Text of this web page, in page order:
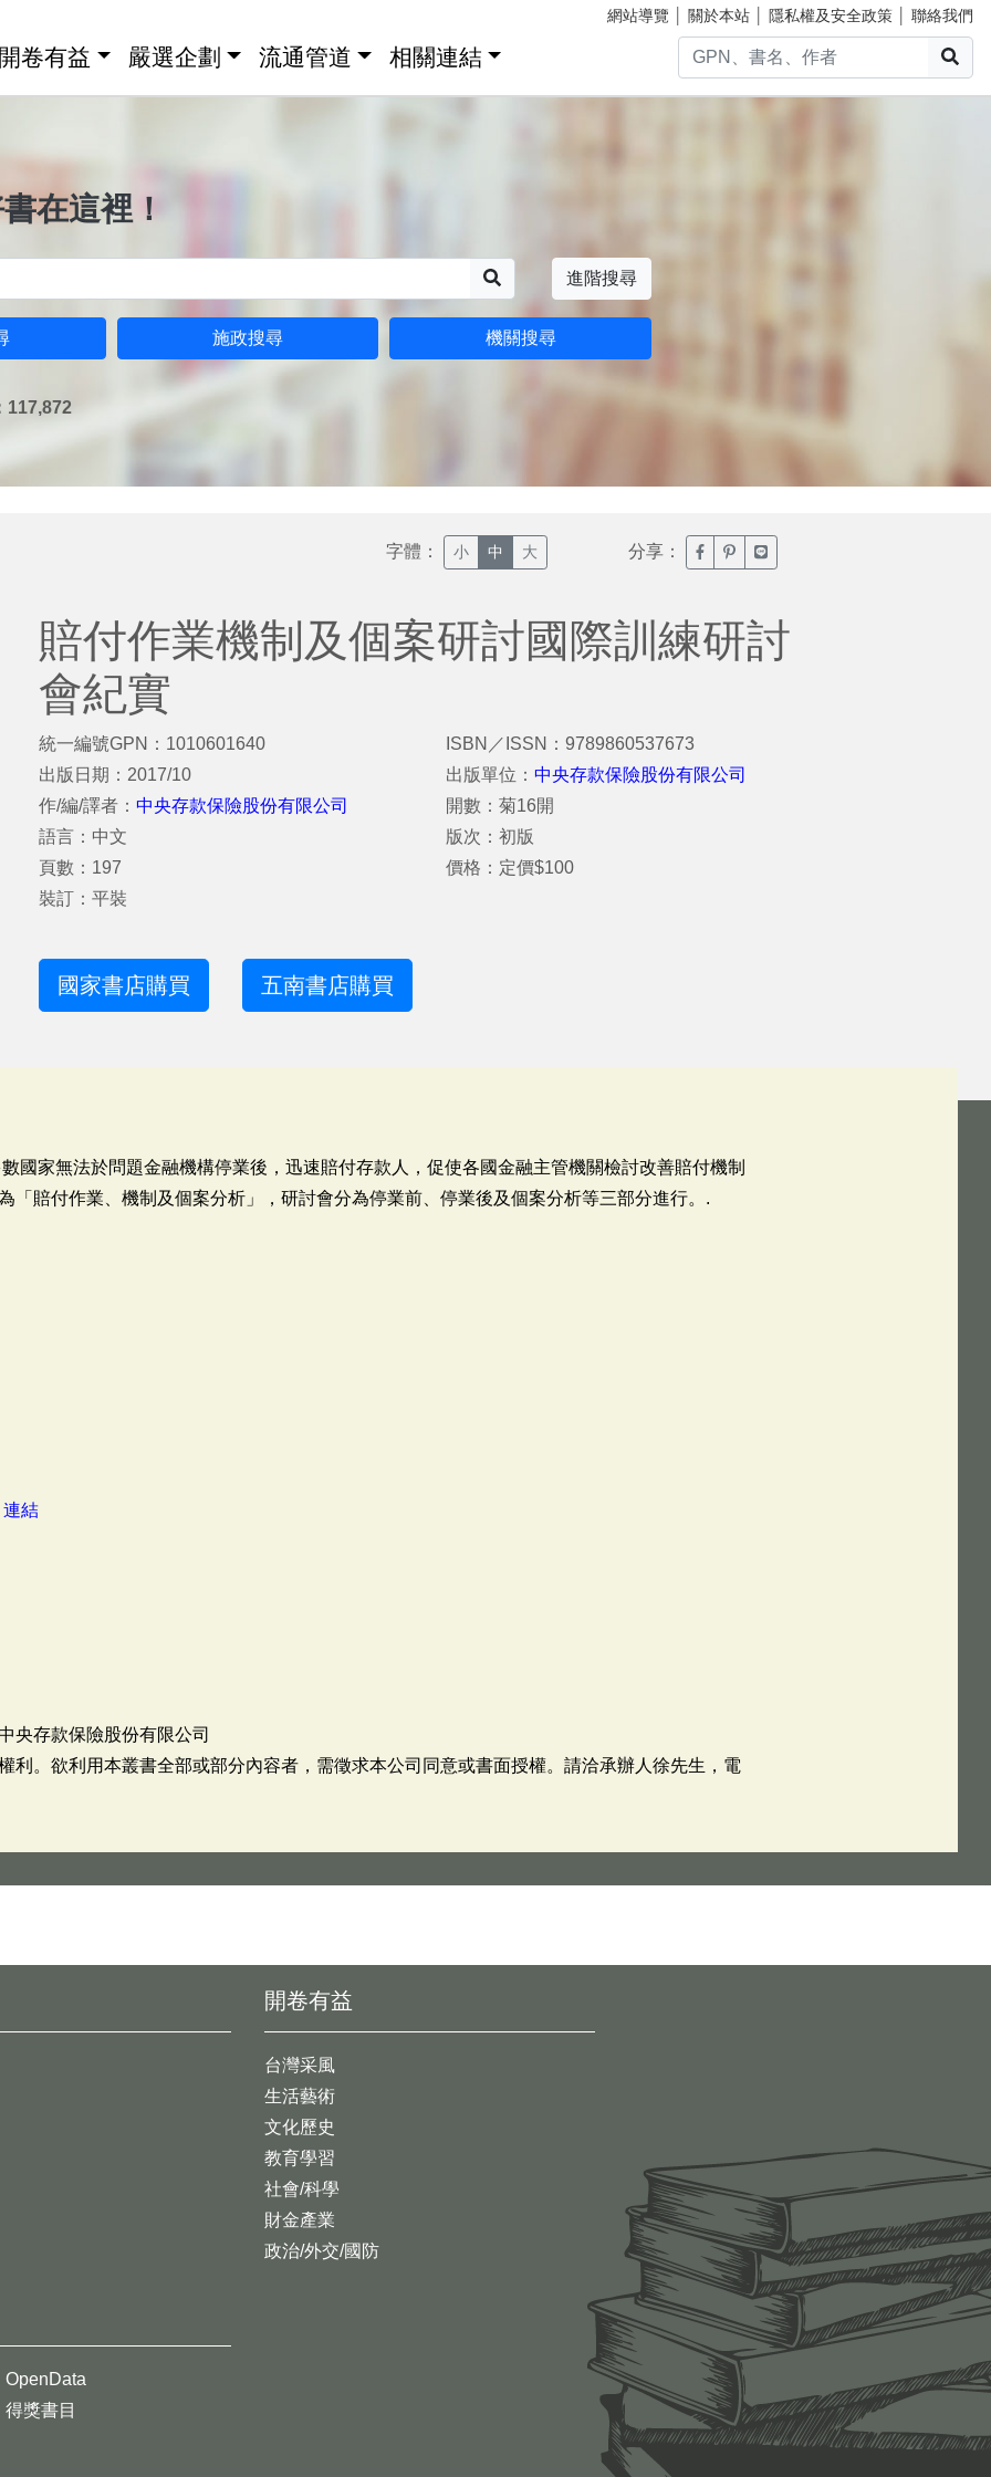
網站導覽 關於本站 隱私權及安全政策 聯絡我們
卷有益 嚴選企劃 流通管道 相關連結
在這裡！
進階搜尋
施政搜尋 機關搜尋
117,872
字體： 小 中 大 分享： 臉書分享(另開新視窗)
噗浪分享(另開新視窗)
Line分享(另開新視窗)
賠付作業機制及個案研討國際訓練研討
會紀實
統一編號GPN：1010601640
出版日期：2017/10
作/編/譯者： 中央存款保險股份有限公司
語言：中文
頁數：197
裝訂：平裝
ISBN／ISSN：9789860537673
出版單位：中央存款保險股份有限公司
開數：菊16開
版次：初版
價格：定價$100
國家書店購買 五南書店購買
國家無法於問題金融機構停業後，迅速賠付存款人，促使各國金融主管機關檢討改善賠付機制
「賠付作業、機制及個案分析」，研討會分為停業前、停業後及個案分析等三部分進行。.
連結
央存款保險股份有限公司
利。欲利用本叢書全部或部分內容者，需徵求本公司同意或書面授權。請洽承辦人徐先生，電
開卷有益
台灣采風
生活藝術
文化歷史
教育學習
社會/科學
財金產業
政治/外交/國防
OpenData
得獎書目